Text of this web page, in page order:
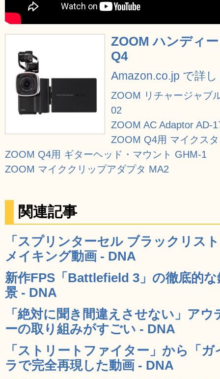
ZOOM ハンディ
Q4
Amazon.co.jp で詳
ZOOM リチャージャブ
02
ZOOM AC Adaptor AD-
ZOOM Q4用 マイクス
ZOOM Q4用 ギターヘッド・マウント GHM-1
ZOOM マイククリップアダプタ MA2
関連記事
「スプリンターセル ブラックリス
メイキング動画 - DNA
新作FPS「Battlefield 3」の徹底的
景 - DNA
「絶対に聞き間違えさせない」ア
ーの取り組みがすごい - DNA
「ストリートファイター」から「
ラで完全再現した動画 - DNA